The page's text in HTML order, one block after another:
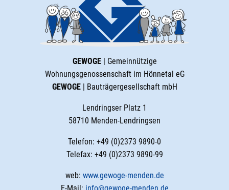
GEWOGE| Gemeinnützige
Wohnungsgenossenschaft im Hönnetal eG
GEWOGE| Bauträgergesellschaft mbH
Lendringser Platz 1
58710 Menden-Lendringsen
Telefon: +49 (0)2373 9890-0
Telefax: +49 (0)2373 9890-99
web: www.gewoge-menden.de